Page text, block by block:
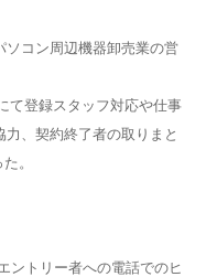
ソコン周辺機器卸売業の営
て登録スタッフ対応や仕事
、契約終了者の取りまと
。
ントリー者への電話でのヒ